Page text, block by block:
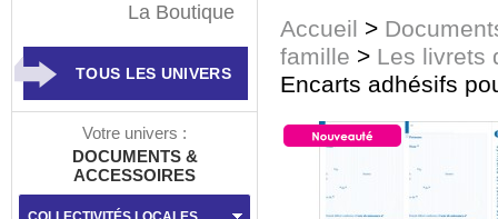
Accueil >
famille > Les livrets
Encarts adhésifs
La Boutique
TOUS LES UNIVERS
Votre univers :
DOCUMENTS &
ACCESSOIRES